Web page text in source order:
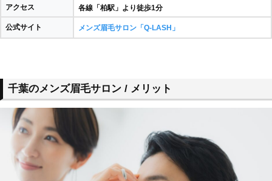
アクセス 各線「柏駅」より徒歩1分
公式サイト メンズ眉毛サロン「Q-LASH」
千葉のメンズ眉毛サロン / メリット